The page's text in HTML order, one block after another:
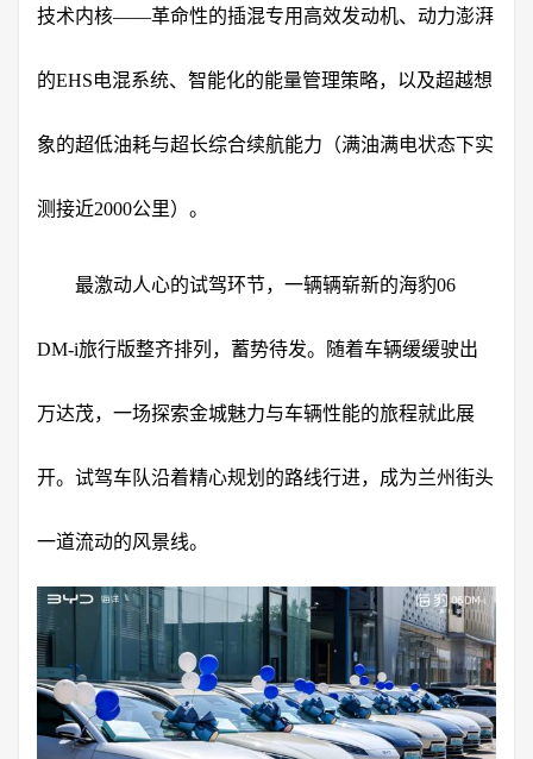
技术内核——革命性的插混专用高效发动机、动力澎湃
的EHS电混系统、智能化的能量管理策略，以及超越想
象的超低油耗与超长综合续航能力（满油满电状态下实
测接近2000公里）。
最激动人心的试驾环节，一辆辆崭新的海豹06
DM-i旅行版整齐排列，蓄势待发。随着车辆缓缓驶出
万达茂，一场探索金城魅力与车辆性能的旅程就此展
开。试驾车队沿着精心规划的路线行进，成为兰州街头
一道流动的风景线。